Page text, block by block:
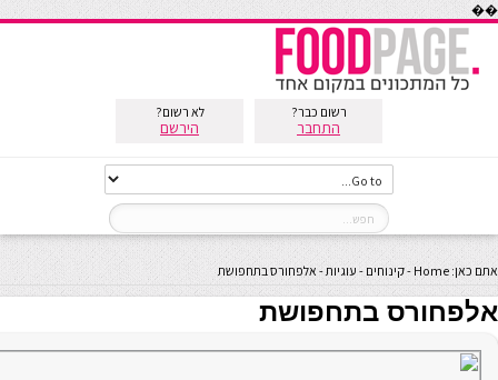
��
רשום כבר?
התחבר
לא רשום?
הירשם
אתם כאן: Home
-קינוחים - עוגיות- אלפחורס בתחפושת
אלפחורס בתחפושת